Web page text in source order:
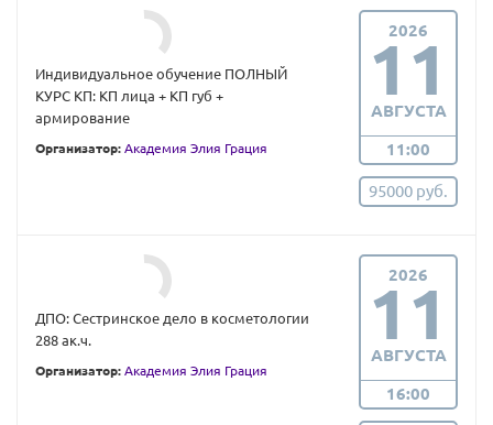
Индивидуальное обучение ПОЛНЫЙ
КУРС КП: КП лица + КП губ +
армирование
Организатор: Академия Элия Грация
2026
11
АВГУСТА
11:00
95000 руб.
ДПО: Сестринское дело в косметологии
288 ак.ч.
Организатор: Академия Элия Грация
2026
11
АВГУСТА
16:00